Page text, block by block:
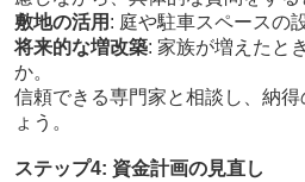
敷地の活用 : 庭や駐車スペースの
将来的な増改築: 家族が増えたと
か。
信頼できる専門家と相談し、納
ょう。
ステップ4: 資金計画の見直し